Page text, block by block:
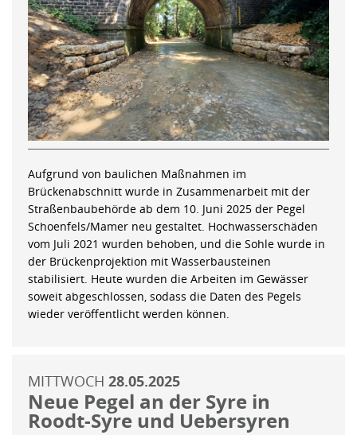
Aufgrund von baulichen Maßnahmen im
Brückenabschnitt wurde in Zusammenarbeit mit der
Straßenbaubehörde ab dem 10. Juni 2025 der Pegel
Schoenfels/Mamer neu gestaltet. Hochwasserschäden
vom Juli 2021 wurden behoben, und die Sohle wurde in
der Brückenprojektion mit Wasserbausteinen
stabilisiert. Heute wurden die Arbeiten im Gewässer
soweit abgeschlossen, sodass die Daten des Pegels
wieder veröffentlicht werden können.
MITTWOCH 28.05.2025
Neue Pegel an der Syre in
Roodt-Syre und Uebersyren